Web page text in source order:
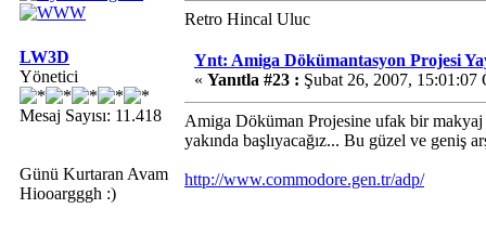
Retro Hincal Uluc
LW3D
Yönetici
Mesaj Sayısı: 11.418
Günü Kurtaran Avam
Hiooargggh :)
Ynt: Amiga Dökümantasyon Projesi
« Yanıtla #23 : Şubat 26, 2007, 15:01:07
Amiga Döküman Projesine ufak bir makyaj
yakında başlıyacağız... Bu güzel ve geniş
http://www.commodore.gen.tr/adp/